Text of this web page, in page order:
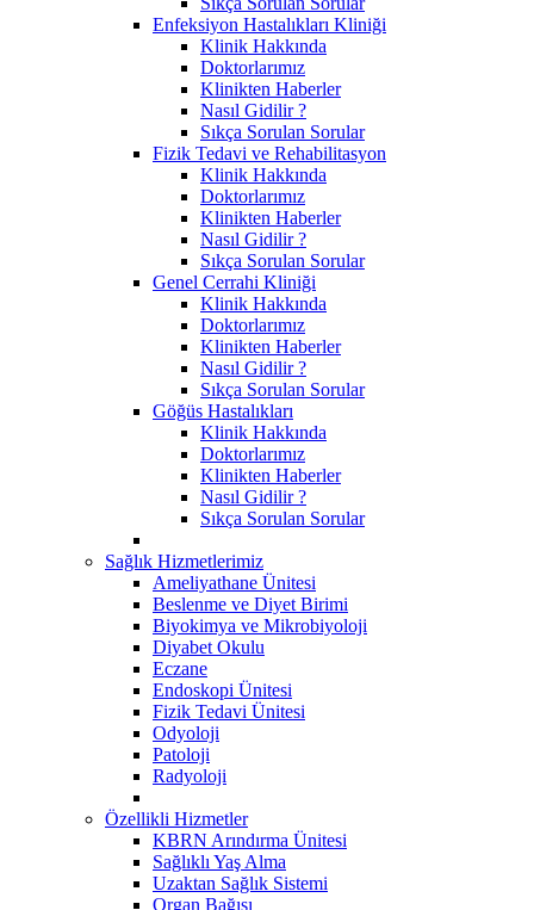
Enfeksiyon Hastalıkları Kliniği
Klinik Hakkında
Doktorlarımız
Klinikten Haberler
Nasıl Gidilir ?
Sıkça Sorulan Sorular
Fizik Tedavi ve Rehabilitasyon
Klinik Hakkında
Doktorlarımız
Klinikten Haberler
Nasıl Gidilir ?
Sıkça Sorulan Sorular
Genel Cerrahi Kliniği
Klinik Hakkında
Doktorlarımız
Klinikten Haberler
Nasıl Gidilir ?
Sıkça Sorulan Sorular
Göğüs Hastalıkları
Klinik Hakkında
Doktorlarımız
Klinikten Haberler
Nasıl Gidilir ?
Sıkça Sorulan Sorular
Sağlık Hizmetlerimiz
Ameliyathane Ünitesi
Beslenme ve Diyet Birimi
Biyokimya ve Mikrobiyoloji
Diyabet Okulu
Eczane
Endoskopi Ünitesi
​Fizik Tedavi Ünitesi
Odyoloji
Patoloji
Radyoloji
Özellikli Hizmetler
KBRN Arındırma Ünitesi
Sağlıklı Yaş Alma
Uzaktan Sağlık Sistemi
Organ Bağışı